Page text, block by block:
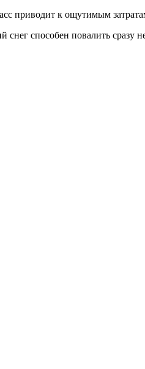
приводит к ощутимым
способен повалить сразу